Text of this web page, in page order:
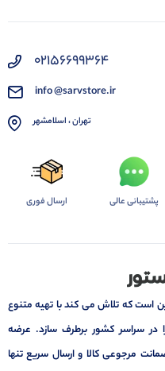
02156699364
info @sarvstore.ir
تهران ، اسلامشهر
پشتیبانی عالی ارسال فوری
است که تلاش می کند با تهیه متنوع
در سراسر کشور برطرف سازد. عرضه
مرجوعی کالا و ارسال سریع تنها